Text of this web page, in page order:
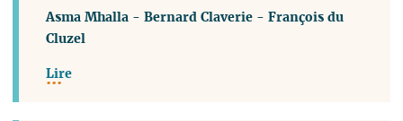
Asma Mhalla -Bernard Claverie -François du
Cluzel
Lire